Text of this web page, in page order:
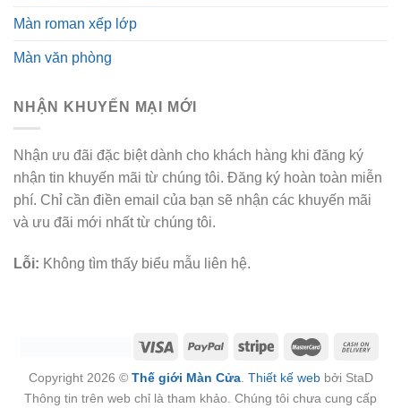
Màn roman xếp lớp
Màn văn phòng
NHẬN KHUYẾN MẠI MỚI
Nhận ưu đãi đặc biệt dành cho khách hàng khi đăng ký
nhận tin khuyến mãi từ chúng tôi. Đăng ký hoàn toàn miễn
phí. Chỉ cần điền email của bạn sẽ nhận các khuyến mãi
và ưu đãi mới nhất từ chúng tôi.
Lỗi: Không tìm thấy biểu mẫu liên hệ.
Copyright 2026 © Thế giới Màn Cửa. Thiết kế webbởi StaD
Thông tin trên web chỉ là tham khảo. Chúng tôi chưa cung cấp